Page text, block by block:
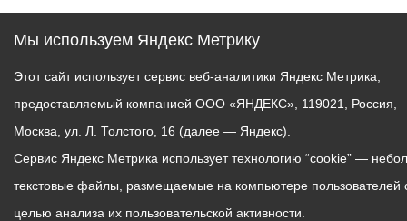
Мы используем Яндекс Метрику
Этот сайт использует сервис веб-аналитики Яндекс Метрика,
предоставляемый компанией ООО «ЯНДЕКС», 119021, Россия,
Москва, ул. Л. Толстого, 16 (далее — Яндекс).
Сервис Яндекс Метрика использует технологию “cookie” —
текстовые файлы, размещаемые на компьютере пользователей
целью анализа их пользовательской активности.